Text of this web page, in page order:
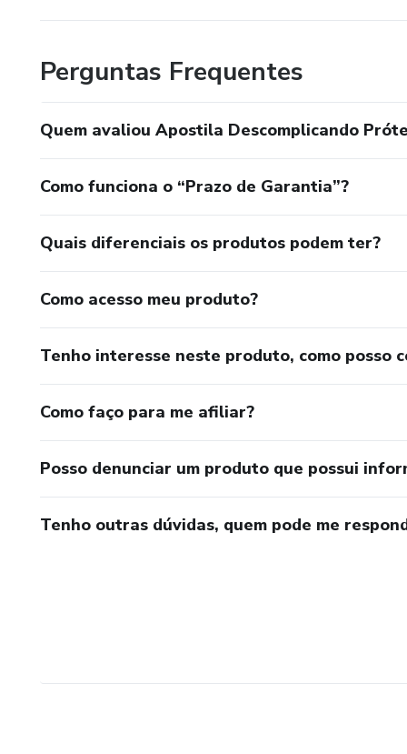
Perguntas Frequentes
Quem avaliou Apostila Descomplicando
Como funciona o “Prazo de Garantia”?
Quais diferenciais os produtos podem ter?
Como acesso meu produto?
Tenho interesse neste produto, como posso
Como faço para me afiliar?
Posso denunciar um produto que possui
Tenho outras dúvidas, quem pode me